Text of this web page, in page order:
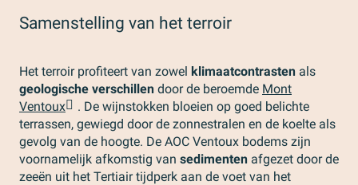
Samenstelling van het terroir
Het terroir profiteert van zowel klimaatcontrasten als
geologische verschillen door de beroemde Mont
Ventoux
. De wijnstokken bloeien op goed belichte
terrassen, gewiegd door de zonnestralen en de koelte als
gevolg van de hoogte. De AOC Ventoux bodems zijn
voornamelijk afkomstig van sedimenten afgezet door de
zeeën uit het Tertiair tijdperk aan de voet van het